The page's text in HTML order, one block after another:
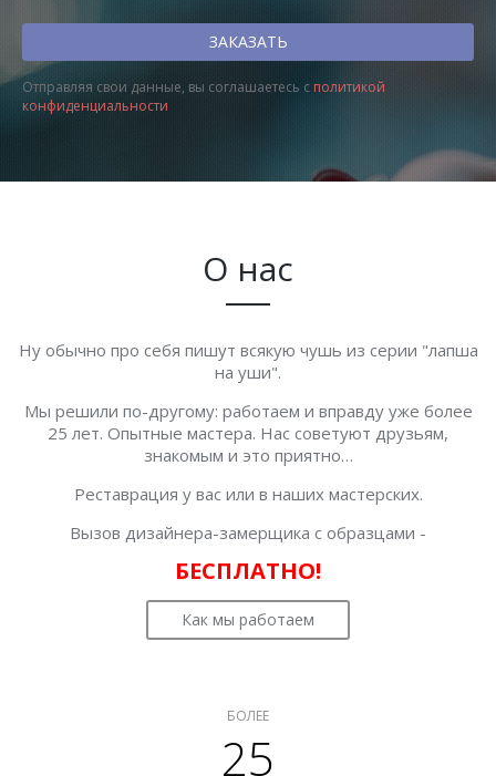
Отправляя свои данные, вы соглашаетесь с политикой
конфиденциальности
О нас
Ну обычно про себя пишут всякую чушь из серии "лапша
на уши".
Мы решили по-другому: работаем и вправду уже более
25 лет. Опытные мастера. Нас советуют друзьям,
знакомым и это приятно…
Реставрация у вас или в наших мастерских.
Вызов дизайнера-замерщика с образцами -
БЕСПЛАТНО!
Как мы работаем
БОЛЕЕ
25